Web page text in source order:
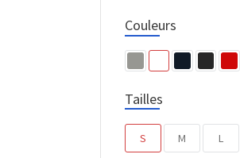
Couleurs
Tailles
S M L